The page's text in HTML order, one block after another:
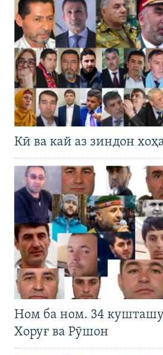
Кӣ ва кай аз зиндон
Ном ба ном. 34
Хоруғ ва Рӯшон